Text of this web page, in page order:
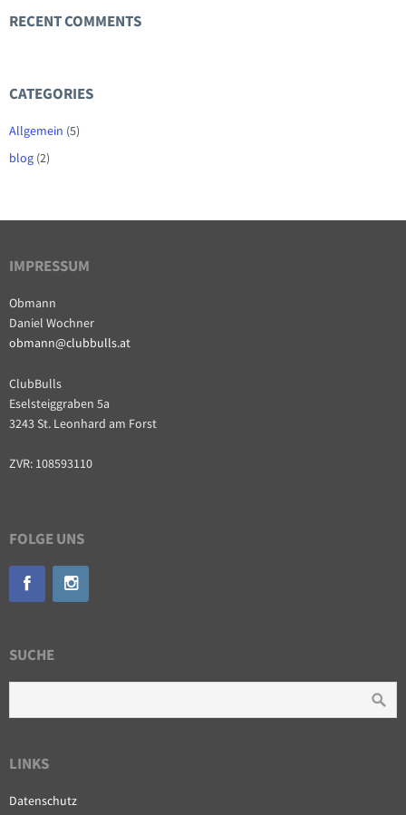
RECENT COMMENTS
CATEGORIES
Allgemein (5)
blog (2)
IMPRESSUM
Obmann
Daniel Wochner
obmann@clubbulls.at
ClubBulls
Eselsteiggraben 5a
3243 St. Leonhard am Forst
ZVR: 108593110
FOLGE UNS
SUCHE
LINKS
Datenschutz